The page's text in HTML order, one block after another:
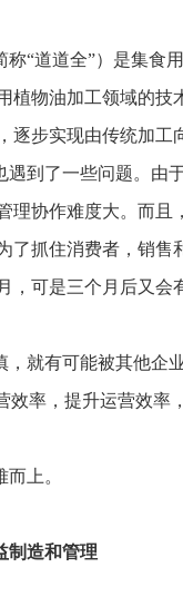
“道道全”）是集食
物油加工领域的技
步实现由传统加工
到了一些问题。由
理协作难度大。而
了抓住消费者，销
，可是三个月后又
就有可能被其他企
效率，提升运营效
上。
制造和管理